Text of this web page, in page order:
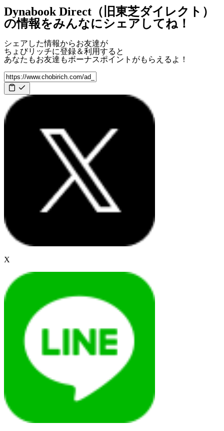
Dynabook Direct（旧東芝ダイレクト）
の情報をみんなにシェアしてね！
シェアした情報からお友達が
ちょびリッチに登録＆利用すると
あなたもお友達もボーナスポイント がもらえるよ！
X